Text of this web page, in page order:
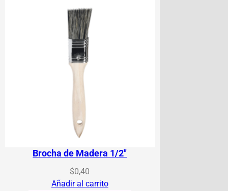
Brocha de Madera 1/2″
$0,40
Añadir al carrito